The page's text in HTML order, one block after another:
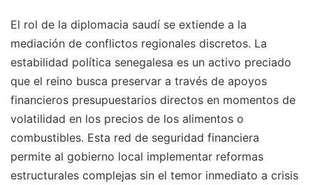
El rol de la diplomacia saudí se extiende a la
mediación de conflictos regionales discretos. La
estabilidad política senegalesa es un activo preciado
que el reino busca preservar a través de apoyos
financieros presupuestarios directos en momentos de
volatilidad en los precios de los alimentos o
combustibles. Esta red de seguridad financiera
permite al gobierno local implementar reformas
estructurales complejas sin el temor inmediato a crisis